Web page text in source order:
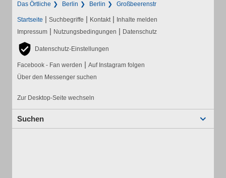
Das Örtliche Berlin Berlin Großbeerenstr
Startseite | Suchbegriffe | Kontakt | Inhalte melden
Impressum | Nutzungsbedingungen | Datenschutz
Datenschutz-Einstellungen
Facebook - Fan werden | Auf Instagram folgen
Über den Messenger suchen
Zur Desktop-Seite wechseln
Suchen